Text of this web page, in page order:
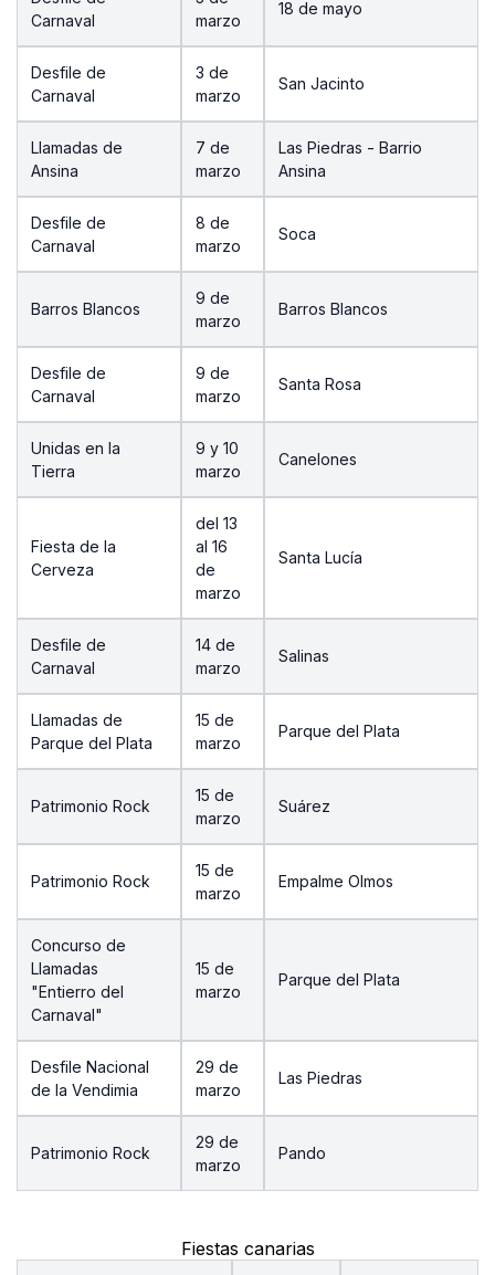
Carnaval
marzo
18 de mayo
Desfile de
Carnaval
3 de
marzo
San Jacinto
Llamadas de
Ansina
7 de
marzo
Las Piedras - Barrio
Ansina
Desfile de
Carnaval
8 de
marzo
Soca
Barros Blancos
9 de
marzo
Barros Blancos
Desfile de
Carnaval
9 de
marzo
Santa Rosa
Unidas en la
Tierra
9 y 10
marzo
Canelones
Fiesta de la
Cerveza
del 13
al 16
de
marzo
Santa Lucía
Desfile de
Carnaval
14 de
marzo
Salinas
Llamadas de
Parque del Plata
15 de
marzo
Parque del Plata
Patrimonio Rock
15 de
marzo
Suárez
Patrimonio Rock
15 de
marzo
Empalme Olmos
Concurso de
Llamadas
"Entierro del
Carnaval"
15 de
marzo
Parque del Plata
Desfile Nacional
de la Vendimia
29 de
marzo
Las Piedras
Patrimonio Rock
29 de
marzo
Pando
Fiestas canarias